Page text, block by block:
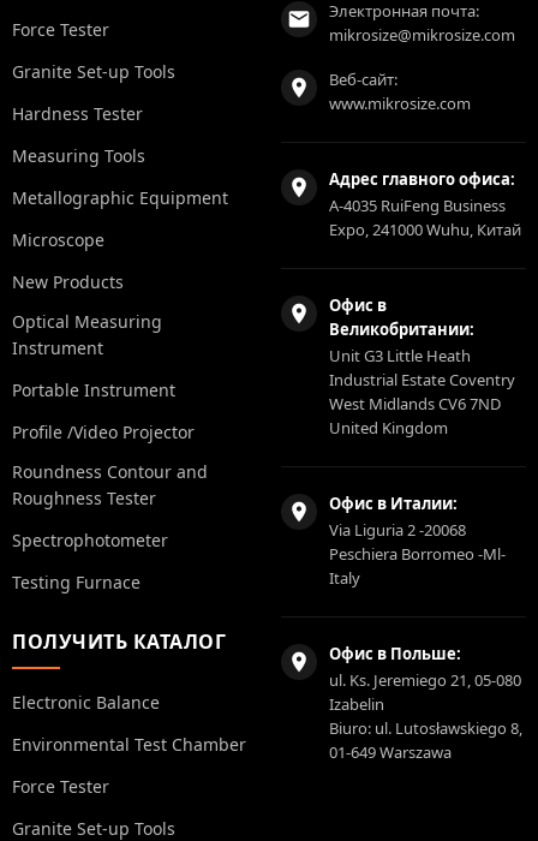
Force Tester
Granite Set-up Tools
Hardness Tester
Measuring Tools
Metallographic Equipment
Microscope
New Products
Optical Measuring
Instrument
Portable Instrument
Profile /Video Projector
Roundness Contour and
Roughness Tester
Spectrophotometer
Testing Furnace
ПОЛУЧИТЬ КАТАЛОГ
Electronic Balance
Environmental Test Chamber
Force Tester
Granite Set-up Tools
Электронная почта:
mikrosize@mikrosize.com
Веб-сайт:
www.mikrosize.com
Адрес главного офиса:
A-4035 RuiFeng Business
Expo, 241000 Wuhu, Китай
Офис в
Великобритании:
Unit G3 Little Heath
Industrial Estate Coventry
West Midlands CV6 7ND
United Kingdom
Офис в Италии:
Via Liguria 2 -20068
Peschiera Borromeo -Ml-
Italy
Офис в Польше:
ul. Ks. Jeremiego 21, 05-080
Izabelin
Biuro: ul. Lutosławskiego 8,
01-649 Warszawa